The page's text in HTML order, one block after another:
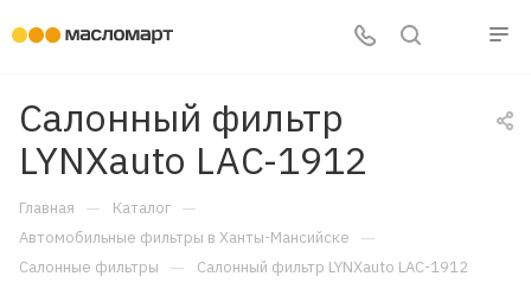
Салонный фильтр
LYNXauto LAC-1912
Главная — Каталог —
Автомобильные фильтры в Ханты-Мансийске —
Салонные фильтры — Салонный фильтр LYNXauto LAC-1912